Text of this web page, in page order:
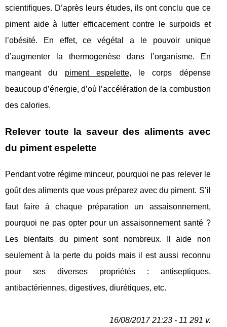
scientifiques. D’après leurs études, ils ont conclu que ce
piment aide à lutter efficacement contre le surpoids et
l’obésité. En effet, ce végétal a le pouvoir unique
d’augmenter la thermogenèse dans l’organisme. En
mangeant du piment espelette, le corps dépense
beaucoup d’énergie, d’où l’accélération de la combustion
des calories.
Relever toute la saveur des aliments avec
du piment espelette
Pendant votre régime minceur, pourquoi ne pas relever le
goût des aliments que vous préparez avec du piment. S’il
faut faire à chaque préparation un assaisonnement,
pourquoi ne pas opter pour un assaisonnement santé ?
Les bienfaits du piment sont nombreux. Il aide non
seulement à la perte du poids mais il est aussi reconnu
pour ses diverses propriétés : antiseptiques,
antibactériennes, digestives, diurétiques, etc.
16/08/2017 21:23 - 11 291 v.